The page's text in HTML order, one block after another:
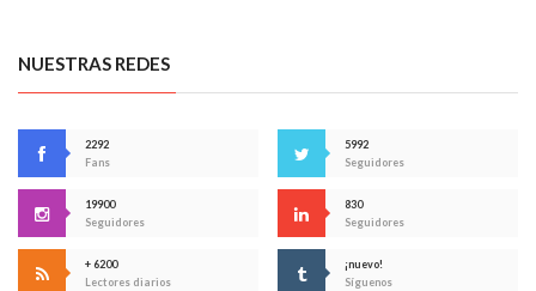
NUESTRAS REDES
2292
Fans
5992
Seguidores
19900
Seguidores
830
Seguidores
+ 6200
Lectores diarios
¡nuevo!
Síguenos